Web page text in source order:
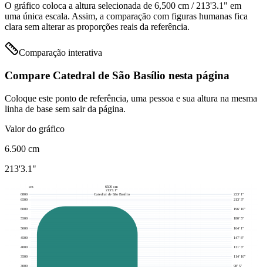
O gráfico coloca a altura selecionada de 6,500 cm / 213'3.1" em
uma única escala. Assim, a comparação com figuras humanas fica
clara sem alterar as proporções reais da referência.
Comparação interativa
Compare Catedral de São Basílio nesta página
Coloque este ponto de referência, uma pessoa e sua altura na mesma
linha de base sem sair da página.
Valor do gráfico
6.500 cm
213'3.1"
3000 98' 5"
3500 114' 10"
4000 131' 3"
4500 147' 8"
5000 164' 1"
5500 180' 5"
6000 196' 10"
6500 213' 3"
6800 223' 1"
6500 cm
213'3.1"
Catedral de São Basílio
cm